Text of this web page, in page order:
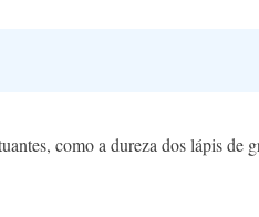
como a dureza dos lápis de